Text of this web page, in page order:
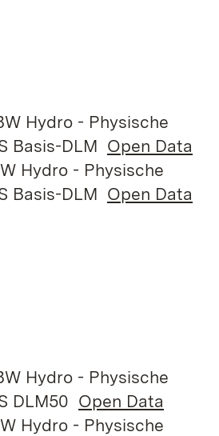
Hydro - Physische
Basis-DLM Open Data
Hydro - Physische
Basis-DLM Open Data
Hydro - Physische
DLM50 Open Data
Hydro - Physische